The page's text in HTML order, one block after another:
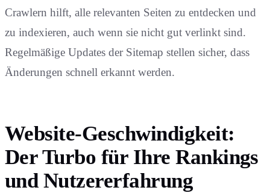
Crawlern hilft, alle relevanten Seiten zu entdecken und
zu indexieren, auch wenn sie nicht gut verlinkt sind.
Regelmäßige Updates der Sitemap stellen sicher, dass
Änderungen schnell erkannt werden.
Website-Geschwindigkeit:
Der Turbo für Ihre Rankings
und Nutzererfahrung